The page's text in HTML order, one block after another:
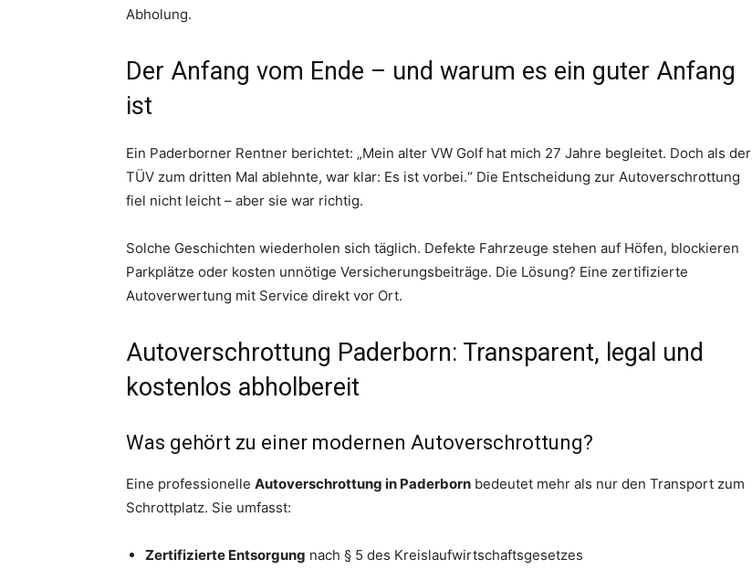
Abholung.
Der Anfang vom Ende – und warum es ein guter Anfang
ist
Ein Paderborner Rentner berichtet: „Mein alter VW Golf hat mich 27 Jahre begleitet. Doch als der
TÜV zum dritten Mal ablehnte, war klar: Es ist vorbei.“ Die Entscheidung zur Autoverschrottung
fiel nicht leicht – aber sie war richtig.
Solche Geschichten wiederholen sich täglich. Defekte Fahrzeuge stehen auf Höfen, blockieren
Parkplätze oder kosten unnötige Versicherungsbeiträge. Die Lösung? Eine zertifizierte
Autoverwertung mit Service direkt vor Ort.
Autoverschrottung Paderborn: Transparent, legal und
kostenlos abholbereit
Was gehört zu einer modernen Autoverschrottung?
Eine professionelle Autoverschrottung in Paderborn bedeutet mehr als nur den Transport zum
Schrottplatz. Sie umfasst:
Zertifizierte Entsorgung nach § 5 des Kreislaufwirtschaftsgesetzes